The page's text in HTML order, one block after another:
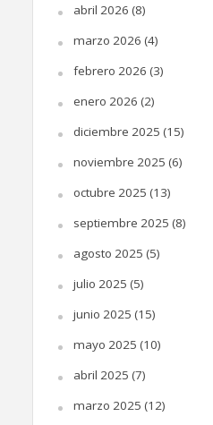
abril 2026 (8)
marzo 2026 (4)
febrero 2026 (3)
enero 2026 (2)
diciembre 2025 (15)
noviembre 2025 (6)
octubre 2025 (13)
septiembre 2025 (8)
agosto 2025 (5)
julio 2025 (5)
junio 2025 (15)
mayo 2025 (10)
abril 2025 (7)
marzo 2025 (12)